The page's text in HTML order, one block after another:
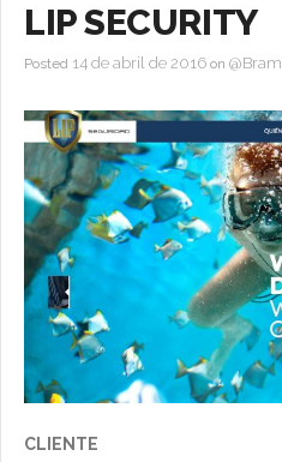
LIP SECURITY
Posted 14 de abril de 2016 on @Bram
CLIENTE